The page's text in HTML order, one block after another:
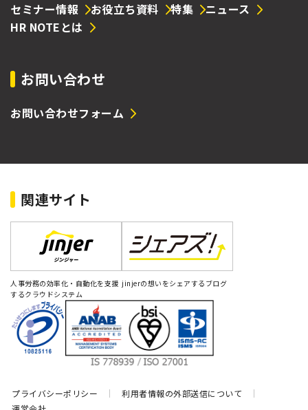
セミナー情報 お役立ち資料 特集
ニュース
HR NOTEとは
お問い合わせ
お問い合わせフォーム
関連サイト
人事労務の効率化・自動化を支援
するクラウドシステム
jinjerの想いをシェアするブログ
プライバシーポリシー
利用者情報の外部送信について